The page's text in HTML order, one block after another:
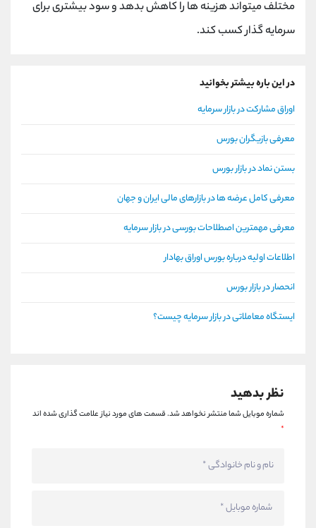
مختلف میتواند هزینه ها را کاهش بدهد و سود بیشتری برای
سرمایه گذار کسب کند.
در این باره بیشتر بخوانید
اوراق مشارکت در بازار سرمایه
معرفی بازیگران بورس
بستن نماد در بازار بورس
معرفی کامل عرضه ها در بازارهای مالی ایران و جهان
معرفی مهمترین اصطلاحات بورسی در بازار سرمایه
اطلاعات اولیه درباره بورس اوراق بهادار
انحصار در بازار بورس
ایستگاه معاملاتی در بازار سرمایه چیست؟
نظر بدهید
شماره موبایل شما منتشر نخواهد شد.قسمت های مورد نیاز علامت گذاری شده اند
*